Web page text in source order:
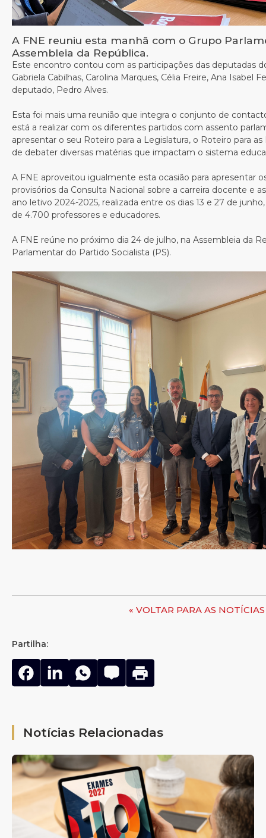
A FNE reuniu esta manhã com o Grupo
Assembleia da República.
Este encontro contou com as participações das deputadas
Gabriela Cabilhas, Carolina Marques, Célia Freire, Ana Isabel
deputado, Pedro Alves.
Esta foi mais uma reunião que integra o conjunto de
está a realizar com os diferentes partidos com assento
apresentar o seu Roteiro para a Legislatura, o Roteiro para
de debater diversas matérias que impactam o sistema
A FNE aproveitou igualmente esta ocasião para apresentar
provisórios da Consulta Nacional sobre a carreira docente e
ano letivo 2024-2025, realizada entre os dias 13 e 27 de
de 4.700 professores e educadores.
A FNE reúne no próximo dia 24 de julho, na Assembleia da
Parlamentar do Partido Socialista (PS).
« VOLTAR PARA AS NOTÍCIAS
Partilha:
Notícias Relacionadas